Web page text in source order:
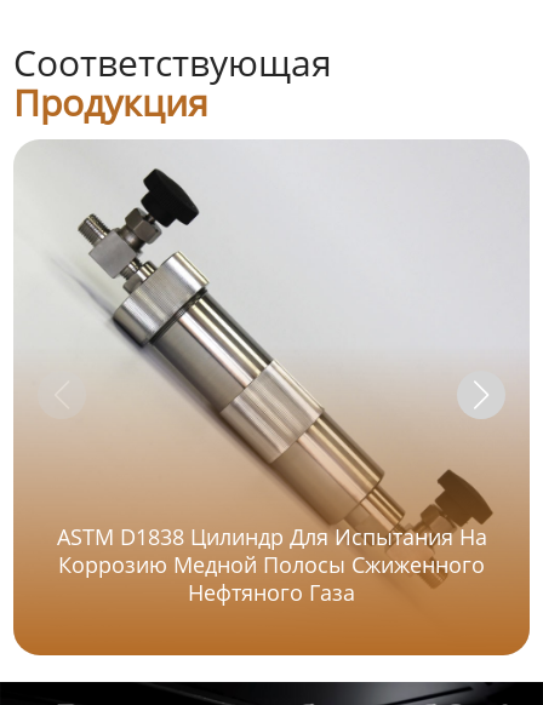
Соответствующая
Продукция
ASTM D1838 Цилиндр Для Испытания На
Коррозию Медной Полосы Сжиженного
Нефтяного Газа